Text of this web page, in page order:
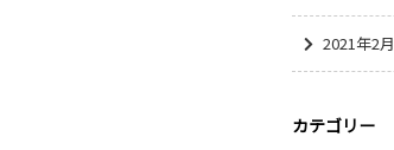
2021年2月
カテゴリー